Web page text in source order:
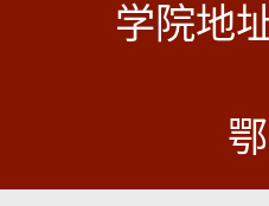
学院地